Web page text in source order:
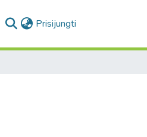
Prisijungti